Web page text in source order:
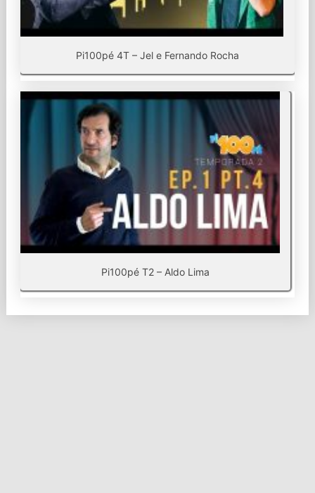
Pi100pé 4T – Jel e Fernando Rocha
Pi100pé T2 – Aldo Lima